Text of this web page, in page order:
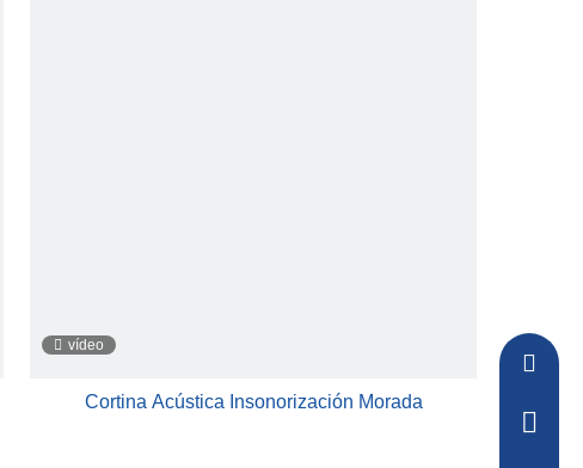
vídeo
Cortina Acústica Insonorización Morada